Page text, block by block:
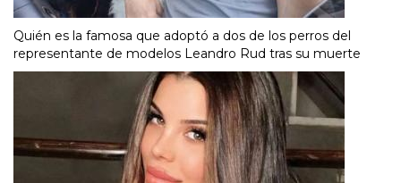
Quién es la famosa que adoptó a dos de los perros del
representante de modelos Leandro Rud tras su muerte